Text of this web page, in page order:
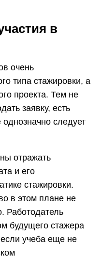
в
очень
типа стажировки, а
проекта. Тем не
заявку, есть
следует
отражать
и его
стажировки.
в этом плане не
Работодатель
будущего стажера
учеба еще не